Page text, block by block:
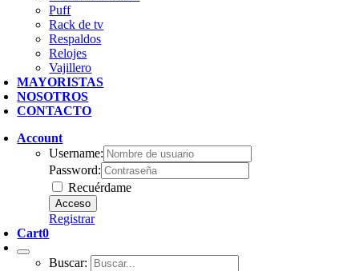
Puff
Rack de tv
Respaldos
Relojes
Vajillero
MAYORISTAS
NOSOTROS
CONTACTO
Account
Username:
Password:
Recuérdame
Registrar
Cart0
Buscar: